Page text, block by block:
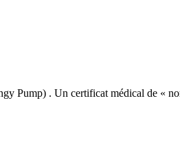
Pump) . Un certificat médical de «